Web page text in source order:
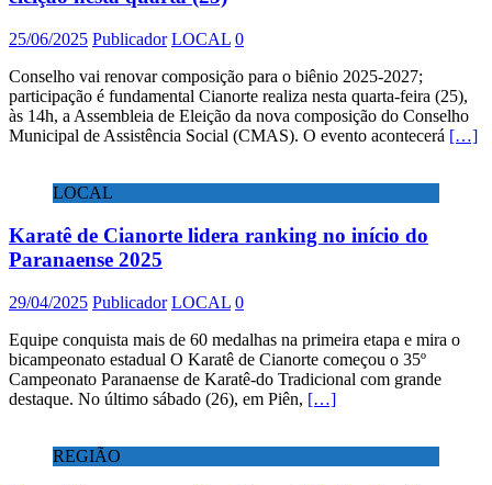
25/06/2025 Publicador LOCAL 0
Conselho vai renovar composição para o biênio 2025-2027;
participação é fundamental Cianorte realiza nesta quarta-feira (25),
às 14h, a Assembleia de Eleição da nova composição do Conselho
Municipal de Assistência Social (CMAS). O evento acontecerá […]
LOCAL
Karatê de Cianorte lidera ranking no início do
Paranaense 2025
29/04/2025 Publicador LOCAL 0
Equipe conquista mais de 60 medalhas na primeira etapa e mira o
bicampeonato estadual O Karatê de Cianorte começou o 35º
Campeonato Paranaense de Karatê-do Tradicional com grande
destaque. No último sábado (26), em Piên, […]
REGIÃO